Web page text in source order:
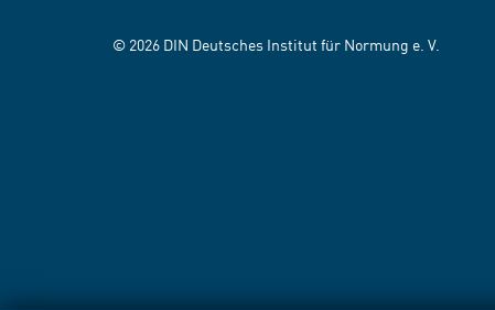
© 2026 DIN Deutsches Institut für Normung e. V.